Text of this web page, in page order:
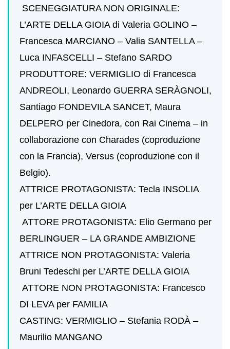
SCENEGGIATURA NON ORIGINALE:
L’ARTE DELLA GIOIA di Valeria GOLINO –
Francesca MARCIANO – Valia SANTELLA –
Luca INFASCELLI – Stefano SARDO
PRODUTTORE: VERMIGLIO di Francesca
ANDREOLI, Leonardo GUERRA SERÀGNOLI,
Santiago FONDEVILA SANCET, Maura
DELPERO per Cinedora, con Rai Cinema – in
collaborazione con Charades (coproduzione
con la Francia), Versus (coproduzione con il
Belgio).
ATTRICE PROTAGONISTA: Tecla INSOLIA
per L’ARTE DELLA GIOIA
ATTORE PROTAGONISTA: Elio Germano per
BERLINGUER – LA GRANDE AMBIZIONE
ATTRICE NON PROTAGONISTA: Valeria
Bruni Tedeschi per L’ARTE DELLA GIOIA
ATTORE NON PROTAGONISTA: Francesco
DI LEVA per FAMILIA
CASTING: VERMIGLIO – Stefania RODÀ –
Maurilio MANGANO